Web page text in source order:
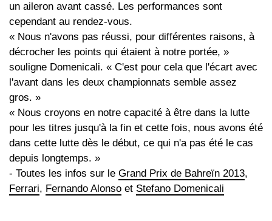
un aileron avant cassé. Les performances sont
cependant au rendez-vous.
« Nous n'avons pas réussi, pour différentes raisons, à
décrocher les points qui étaient à notre portée, »
souligne Domenicali. « C'est pour cela que l'écart avec
l'avant dans les deux championnats semble assez
gros. »
« Nous croyons en notre capacité à être dans la lutte
pour les titres jusqu'à la fin et cette fois, nous avons été
dans cette lutte dès le début, ce qui n'a pas été le cas
depuis longtemps. »
- Toutes les infos sur le Grand Prix de Bahreïn 2013,
Ferrari, Fernando Alonso et Stefano Domenicali